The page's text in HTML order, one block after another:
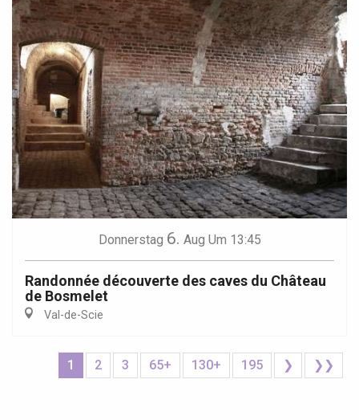
Donnerstag 6. Aug Um 13:45
Randonnée découverte des caves du Château
de Bosmelet
Val-de-Scie
1 2 3 65+ 130+ 195 ❯ ❯❯